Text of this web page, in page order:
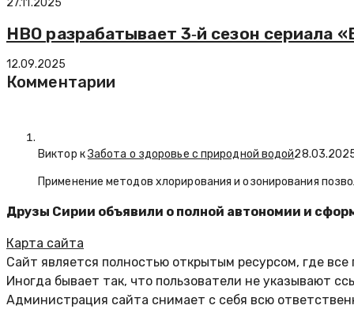
НВО разрабатывает 3‑й сезон сериала
12.09.2025
Комментарии
Виктор кЗабота о здоровье с природной водой
Применение методов хлорирования и озонирования
Друзы Сирии объявили о полной автономии и
Карта сайта
Сайт является полностью открытым ресурсом, где
Иногда бывает так, что пользователи не указывают
Администрация сайта снимает с себя всю